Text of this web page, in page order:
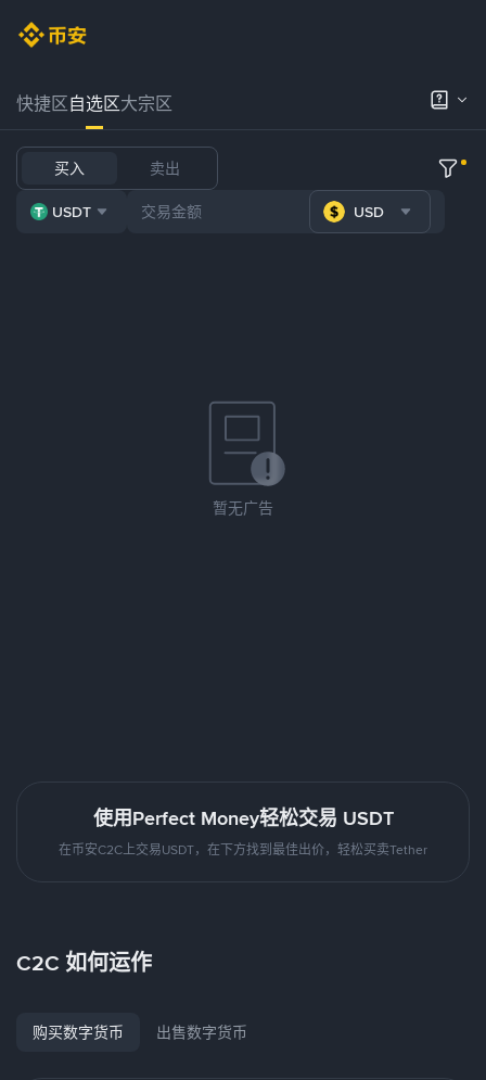
快捷区自选区大宗区
买入 卖出
USDT USD
暂无广告
使用Perfect Money轻松交易 USDT
在币安C2C上交易USDT，在下方找到最佳出价，轻松买卖Tether
C2C 如何运作
购买数字货币 出售数字货币